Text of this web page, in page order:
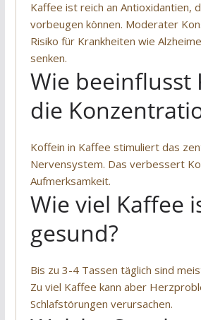
Kaffee ist reich an Antioxidantien,
vorbeugen können. Moderater
Risiko für Krankheiten wie
senken.
Wie beeinflusst
die
Koffein in Kaffee stimuliert das
Nervensystem. Das verbessert
Aufmerksamkeit.
Wie viel Kaffee
gesund?
Bis zu 3-4 Tassen täglich sind
Zu viel Kaffee kann aber
Schlafstörungen verursachen.